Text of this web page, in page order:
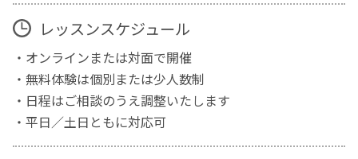
レッスンスケジュール
・オンラインまたは対面で開催
・無料体験は個別または少人数制
・日程はご相談のうえ調整いたします
・平日／土日ともに対応可